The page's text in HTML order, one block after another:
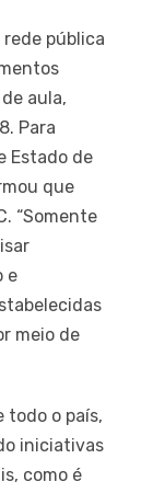
rede pública
aula,
Para
Estado de
que
“Somente
e
meio de
todo o país,
iniciativas
como é